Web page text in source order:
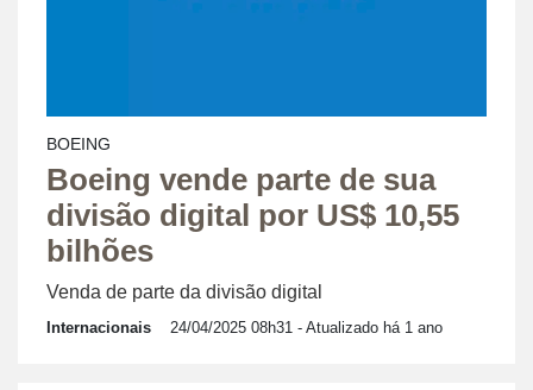
BOEING
Boeing vende parte de sua
divisão digital por US$ 10,55
bilhões
Venda de parte da divisão digital
Internacionais 24/04/2025 08h31 - Atualizado há 1 ano